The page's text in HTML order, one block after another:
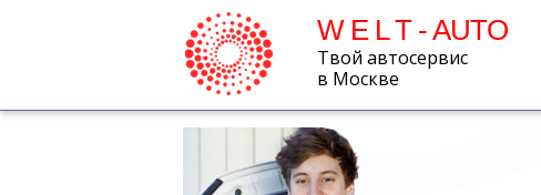
W E L T - AUTO
Твой автосервис
в Москве